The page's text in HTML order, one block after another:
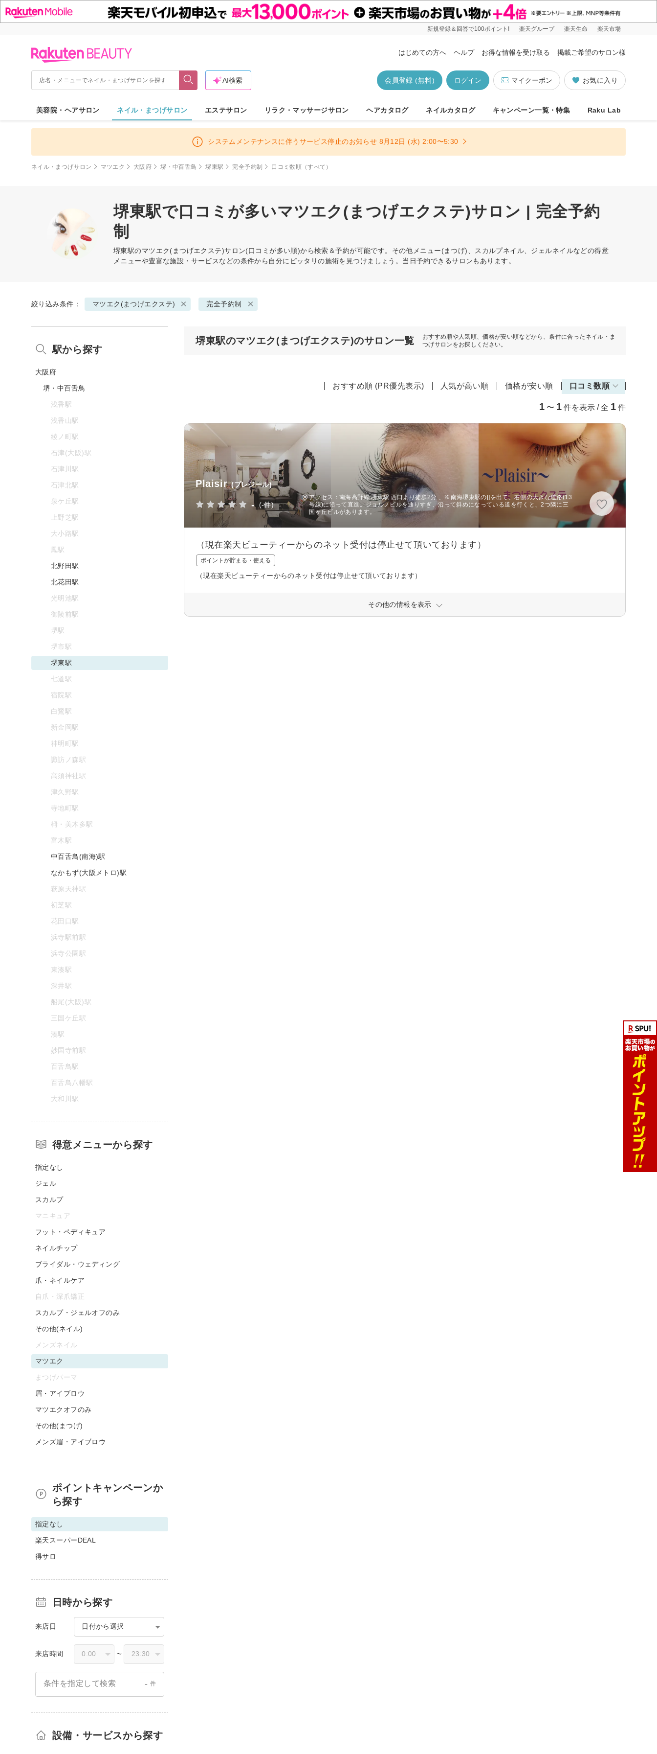
新規登録＆回答で100ポイント! 楽天グループ 楽天生命 楽天市場
はじめての方へ ヘルプ お得な情報を受け取る 掲載ご希望のサロン様
お気に入り
マイクーポン
ログイン
会員登録 (無料)
AI検索
美容院・ヘアサロン ネイル・まつげサロン エステサロン リラク・マッサージサロン ヘアカタログ ネイルカタログ キャンペーン一覧・特集 Raku Lab
システムメンテナンスに伴うサービス停止のお知らせ 8月12日 (水) 2:00〜5:30
ネイル・まつげサロン マツエク 大阪府 堺・中百舌鳥 堺東駅 完全予約制 口コミ数順（すべて）
堺東駅で口コミが多いマツエク(まつげエクステ)サロン | 完全予約
制
堺東駅のマツエク(まつげエクステ)サロン(口コミが多い順)から検索＆予約が可能です。その他メニュー(まつげ)、スカルプネイル、ジェルネイルなどの得意
メニューや豊富な施設・サービスなどの条件から自分にピッタリの施術を見つけましょう。当日予約できるサロンもあります。
絞り込み条件： マツエク(まつげエクステ) 完全予約制
堺東駅のマツエク(まつげエクステ)のサロン一覧
おすすめ順や人気順、価格が安い順などから、条件に合ったネイル・ま
つげサロンをお探しください。
おすすめ順 (PR優先表示) 人気が高い順 価格が安い順 口コミ数順
1 〜 1 件を表示 / 全 1 件
Plaisir (プレジール)
- (-件)
アクセス：南海高野線 堺東駅 西口より徒歩2分 、※南海堺東駅の[]を出て、右側の大きな道路(13
号線)に沿って直進。ジョルノビルを通りすぎ、沿って斜めになっている道を行くと、2つ隣に三
国ヶ丘ビルがあります。
（現在楽天ビューティーからのネット受付は停止せて頂いております）
ポイントが貯まる・使える
（現在楽天ビューティーからのネット受付は停止せて頂いております）
その他の情報を表示
駅から探す
大阪府
堺・中百舌鳥
浅香駅
浅香山駅
綾ノ町駅
石津(大阪)駅
石津川駅
石津北駅
泉ケ丘駅
上野芝駅
大小路駅
鳳駅
北野田駅
北花田駅
光明池駅
御陵前駅
堺駅
堺市駅
堺東駅
七道駅
宿院駅
白鷺駅
新金岡駅
神明町駅
諏訪ノ森駅
高須神社駅
津久野駅
寺地町駅
栂・美木多駅
富木駅
中百舌鳥(南海)駅
なかもず(大阪メトロ)駅
萩原天神駅
初芝駅
花田口駅
浜寺駅前駅
浜寺公園駅
東湊駅
深井駅
船尾(大阪)駅
三国ケ丘駅
湊駅
妙国寺前駅
百舌鳥駅
百舌鳥八幡駅
大和川駅
得意メニューから探す
指定なし
ジェル
スカルプ
マニキュア
フット・ペディキュア
ネイルチップ
ブライダル・ウェディング
爪・ネイルケア
自爪・深爪矯正
スカルプ・ジェルオフのみ
その他(ネイル)
メンズネイル
マツエク
まつげパーマ
眉・アイブロウ
マツエクオフのみ
その他(まつげ)
メンズ眉・アイブロウ
ポイントキャンペーンか
ら探す
指定なし
楽天スーパーDEAL
得サロ
日時から探す
来店日 日付から選択
来店時間 〜
条件を指定して検索 - 件
設備・サービスから探す